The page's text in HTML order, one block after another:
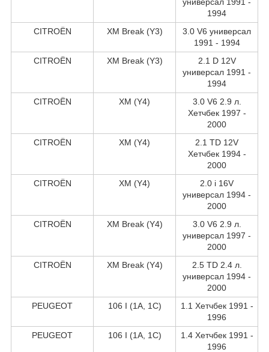
1994
CITROËN
XM Break (Y3)
3.0 V6 универсал
1991 - 1994
CITROËN
XM Break (Y3)
2.1 D 12V
универсал 1991 -
1994
CITROËN
XM (Y4)
3.0 V6 2.9 л.
Хетчбек 1997 -
2000
CITROËN
XM (Y4)
2.1 TD 12V
Хетчбек 1994 -
2000
CITROËN
XM (Y4)
2.0 i 16V
универсал 1994 -
2000
CITROËN
XM Break (Y4)
3.0 V6 2.9 л.
универсал 1997 -
2000
CITROËN
XM Break (Y4)
2.5 TD 2.4 л.
универсал 1994 -
2000
PEUGEOT
106 I (1A, 1C)
1.1 Хетчбек 1991 -
1996
PEUGEOT
106 I (1A, 1C)
1.4 Хетчбек 1991 -
1996